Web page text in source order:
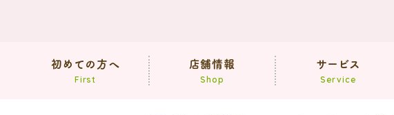
初めての方へ
First
店舗情報
Shop
サービス
Service